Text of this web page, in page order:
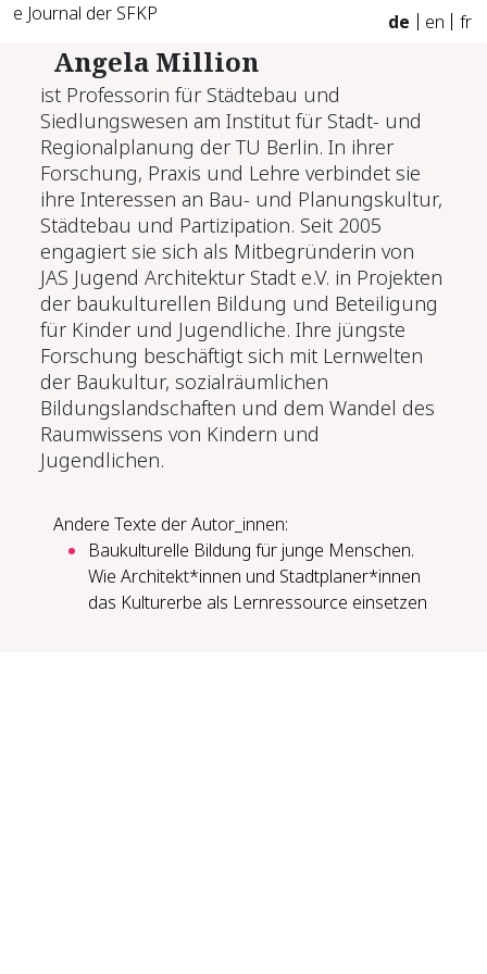
e Journal der SFKP de en fr
Angela Million
ist Professorin für Städtebau und
Siedlungswesen am Institut für Stadt- und
Regionalplanung der TU Berlin. In ihrer
Forschung, Praxis und Lehre verbindet sie
ihre Interessen an Bau- und Planungskultur,
Städtebau und Partizipation. Seit 2005
engagiert sie sich als Mitbegründerin von
JAS Jugend Architektur Stadt e.V. in Projekten
der baukulturellen Bildung und Beteiligung
für Kinder und Jugendliche. Ihre jüngste
Forschung beschäftigt sich mit Lernwelten
der Baukultur, sozialräumlichen
Bildungslandschaften und dem Wandel des
Raumwissens von Kindern und
Jugendlichen.
Andere Texte der Autor_innen:
Baukulturelle Bildung für junge Menschen.
Wie Architekt*innen und Stadtplaner*innen
das Kulturerbe als Lernressource einsetzen